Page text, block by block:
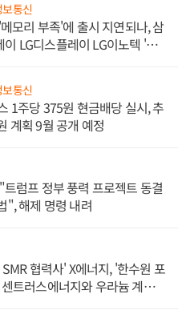
보통신
모리 부족'에 출시 지연되나, 삼
LG디스플레이 LG이노텍 '탈
보통신
1주당 375원 현금배당 실시, 추
계획 9월 공개 예정
럼프 정부 풍력 프로젝트 동결
", 해제 명령 내려
협력사' X에너지, '한수원 포
트러스에너지와 우라늄 계약